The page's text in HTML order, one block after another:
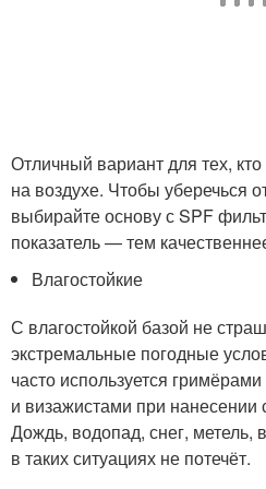
Отличный вариант для тех,
на воздухе. Чтобы уберечься
выбирайте основу с SPF
показатель — тем
Влагостойкие
С влагостойкой базой не
экстремальные погодные
часто используется
и визажистами при нанесении
Дождь, водопад, снег,
в таких ситуациях не потечёт.